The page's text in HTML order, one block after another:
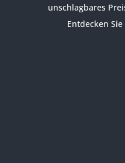
unschlagbares
Entdecken